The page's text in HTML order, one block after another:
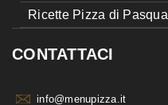
Ricette Pizza di Pasqua
CONTATTACI
info@menupizza.it